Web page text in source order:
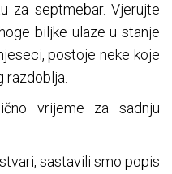
za septmebar. Vjerujte
biljke ulaze u stanje
postoje neke koje
razdoblja.
vrijeme za sadnju
sastavili smo popis